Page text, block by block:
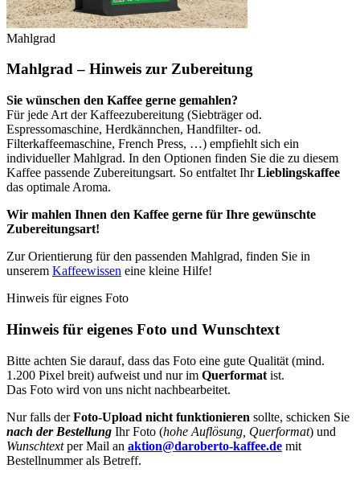
Mahlgrad
Mahlgrad – Hinweis zur Zubereitung
Sie wünschen den Kaffee gerne gemahlen?
Für jede Art der Kaffeezubereitung (Siebträger od.
Espressomaschine, Herdkännchen, Handfilter- od.
Filterkaffeemaschine, French Press, …) empfiehlt sich ein
individueller Mahlgrad. In den Optionen finden Sie die zu diesem
Kaffee passende Zubereitungsart. So entfaltet IhrLieblingskaffee
das optimale Aroma.
Wir mahlen Ihnen den Kaffee gerne für Ihre gewünschte
Zubereitungsart!
Zur Orientierung für den passenden Mahlgrad, finden Sie in
unserem Kaffeewissen eine kleine Hilfe!
Hinweis für eignes Foto
Hinweis für eigenes Foto und Wunschtext
Bitte achten Sie darauf, dass das Foto eine gute Qualität (mind.
1.200 Pixel breit) aufweist und nur im Querformat ist.
Das Foto wird von uns nicht nachbearbeitet.
Nur falls derFoto-Upload nicht funktionieren sollte, schicken Sie
nach der Bestellung Ihr Foto (hohe Auflösung, Querformat) und
Wunschtextper Mail an aktion@daroberto-kaffee.de mit
Bestellnummer als Betreff.